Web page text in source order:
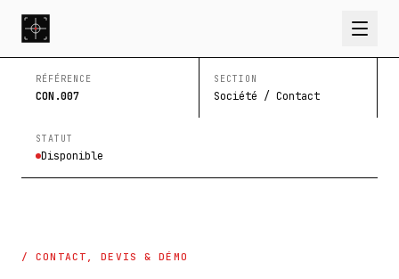
RÉFÉRENCE
CON.007
SECTION
Société / Contact
STATUT
Disponible
/ CONTACT, DEVIS & DÉMO